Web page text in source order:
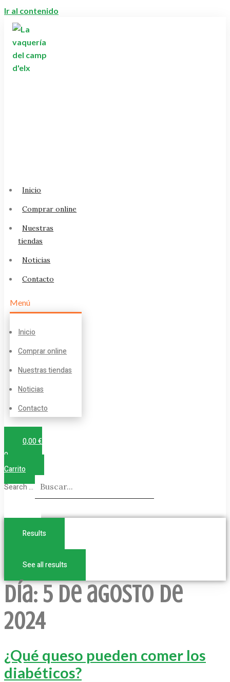
Ir al contenido
Inicio
Comprar online
Nuestras
tiendas
Noticias
Contacto
Menú
Inicio
Comprar online
Nuestras tiendas
Noticias
Contacto
0,00€
0
Carrito
Search ...
Results
See all results
Día: 5 de agosto de
2024
¿Qué queso pueden comer los
diabéticos?